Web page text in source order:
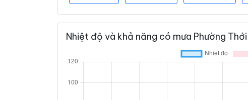
Nhiệt độ và khả năng có mưa Phường